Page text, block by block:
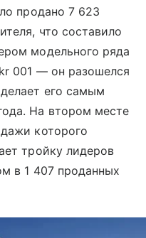
продано 7 623
что составило
модельного ряда
001 — он разошелся
его самым
На втором месте
которого
тройку лидеров
в 1 407 проданных